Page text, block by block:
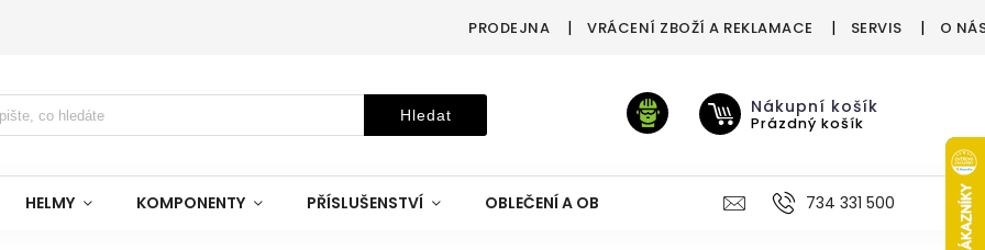
PRODEJNA VRÁCENÍ ZBOŽÍ A REKLAMACE SERVIS O
Hledat Nákupní košík
Prázdný košík
HELMY KOMPONENTY PŘÍSLUŠENSTVÍ OBLEČENÍ A OBUV VÝŽIVA VÝPRODEJ %
734 331 500